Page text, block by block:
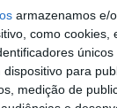
armazenamos e/
como cookies,
para
medição de
regista o maior